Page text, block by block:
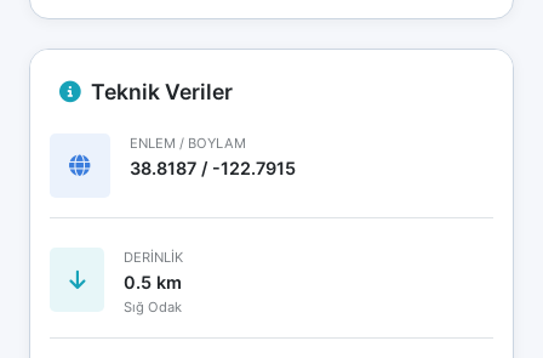
Teknik Veriler
ENLEM / BOYLAM
38.8187 / -122.7915
DERINLIK
0.5 km
Sığ Odak